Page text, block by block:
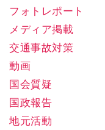
フォトレポート
メディア掲載
交通事故対策
動画
国会質疑
国政報告
地元活動